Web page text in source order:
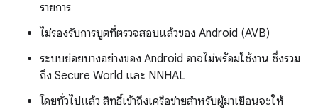
รายการ
ไม่รองรับการบูตที่ตรวจสอบแล้วของ Android (AVB)
ระบบย่อยบางอย่างของ Android อาจไม่พร้อมใช้งาน ซึ่งรวม
ถึง Secure World และ NNHAL
โดยทั่วไปแล้ว สิทธิ์เข้าถึงเครือข่ายสำหรับผู้มาเยือนจะให้